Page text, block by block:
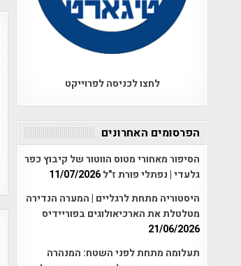
לחצו לכניסה לפרוייקט
הפרסומים האחרונים
הסיפור מאחורי מטוס הווטור של קיבוץ כפר
גלעדי | נפתלי פורת ז"ל11/07/2026
היסטוריה מתחת לרגליים | המערה הנדירה
מטלטלת את הארכיאולוגים בפוריידיס
21/06/2026
תעלומה מתחת לפני השטח: המנהרה